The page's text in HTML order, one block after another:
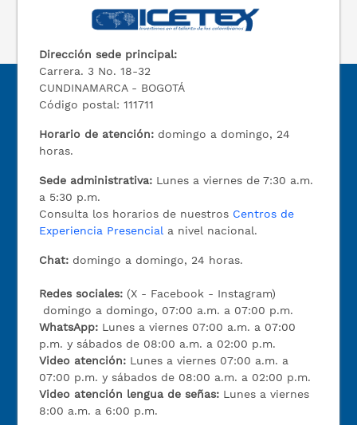
Dirección sede principal:
Carrera. 3 No. 18-32
CUNDINAMARCA - BOGOTÁ
Código postal: 111711
Horario de atención: domingo a domingo, 24
horas.
Sede administrativa: Lunes a viernes de 7:30 a.m.
a 5:30 p.m.
Consulta los horarios de nuestros Centros de
Experiencia Presencial a nivel nacional.
Chat: domingo a domingo, 24 horas.
Redes sociales: (X - Facebook - Instagram)
domingo a domingo, 07:00 a.m. a 07:00 p.m.
WhatsApp: Lunes a viernes 07:00 a.m. a 07:00
p.m. y sábados de 08:00 a.m. a 02:00 p.m.
Video atención: Lunes a viernes 07:00 a.m. a
07:00 p.m. y sábados de 08:00 a.m. a 02:00 p.m.
Video atención lengua de señas: Lunes a viernes
8:00 a.m. a 6:00 p.m.